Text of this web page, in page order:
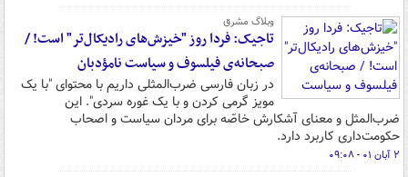
وبلاگ مشرق
تاجیک: فردا روز "خیزش‌های رادیکال‌تر" است! /
صبحانه‌ی فیلسوف و سیاست نامؤدبان
در زبان فارسی ضرب‌المثلی داریم با محتوای "با یک
مویز گرمی کردن و با یک غوره سردی". این
ضرب‌المثل و معنای آشکارش خاصّه برای مردان سیاست و اصحاب
حکومت‌داری کاربرد دارد.
۲ آبان ۰۱ - ۰۹:۰۸